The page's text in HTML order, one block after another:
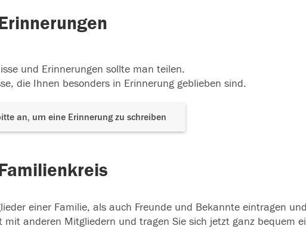
und Erinnerungen sollte man teilen.
die Ihnen besonders in Erinnerung geblieben sind.
an, um eine Erinnerung zu schreiben
einer Familie, als auch Freunde und Bekannte eintragen
anderen Mitgliedern und tragen Sie sich jetzt ganz bequem